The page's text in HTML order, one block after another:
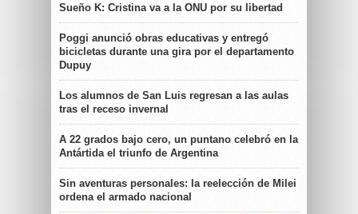
Sueño K: Cristina va a la ONU por su libertad
Poggi anunció obras educativas y entregó
bicicletas durante una gira por el departamento
Dupuy
Los alumnos de San Luis regresan a las aulas
tras el receso invernal
A 22 grados bajo cero, un puntano celebró en la
Antártida el triunfo de Argentina
Sin aventuras personales: la reelección de Milei
ordena el armado nacional